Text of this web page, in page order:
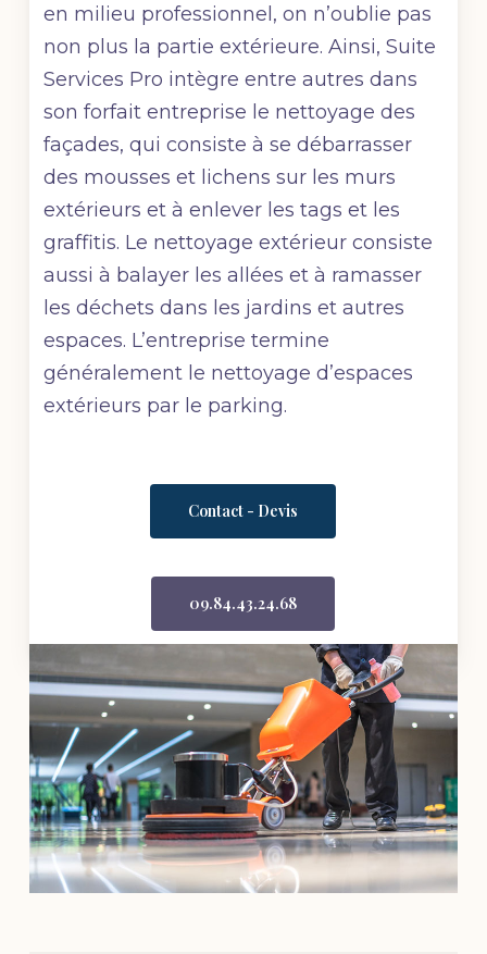
en milieu professionnel, on n’oublie pas
non plus la partie extérieure. Ainsi, Suite
Services Pro intègre entre autres dans
son forfait entreprise le nettoyage des
façades, qui consiste à se débarrasser
des mousses et lichens sur les murs
extérieurs et à enlever les tags et les
graffitis. Le nettoyage extérieur consiste
aussi à balayer les allées et à ramasser
les déchets dans les jardins et autres
espaces. L’entreprise termine
généralement le nettoyage d’espaces
extérieurs par le parking.
Contact - Devis
09.84.43.24.68